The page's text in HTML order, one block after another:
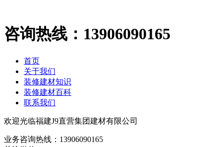
咨询热线： 13906090165
首页
关于我们
装修建材知识
装修建材百科
联系我们
欢迎光临福建J9直营集团建材有限公司
业务咨询热线： 13906090165